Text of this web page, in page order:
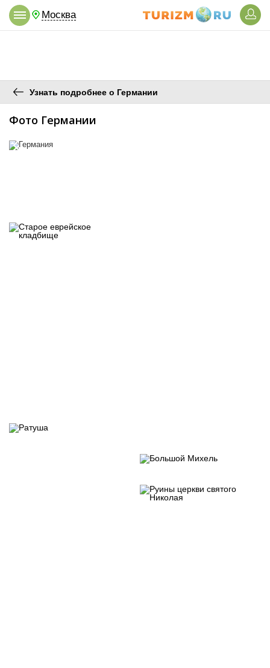
Москва
Узнать подробнее о Германии
Фото Германии